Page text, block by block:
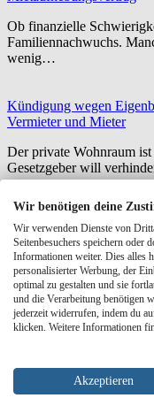
Ob finanzielle
Familiennachwuchs.
wenig…
Kündigung wegen
Vermieter und Mieter
Der private Wohnraum
Gesetzgeber will
Vorlage / Musterbrief -
Kündigung wegen
Kündigungsschreiben
Eigenbedarfs: Für…
Pressemitteilung -
Hausfrieden, müssen
Wir benötigen deine
Wir verwenden Dienste von
Seitenbesuchers speichern oder
Informationen weiter. Dies alles
personalisierter Werbung, der
optimal zu gestalten und sie
und die Verarbeitung benötigen
jederzeit widerrufen, indem du
klicken. Weitere Informationen
Akzeptieren